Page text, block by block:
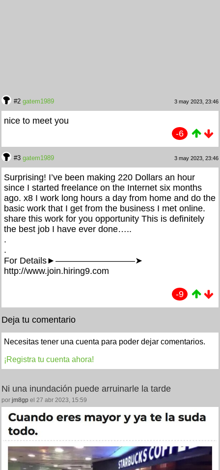
#2 gatem1989 3 may 2023, 23:46
nice to meet you
-6
#3 gatem1989 3 may 2023, 23:46
Surprising! I’ve been making 220 Dollars an hour
since I started freelance on the Internet six months
ago. x8 I work long hours a day from home and do the
basic work that I get from the business I met online.
share this work for you opportunity This is definitely
the best job I have ever done…..
.
.
For Details►—————————➤
http://www.join.hiring9.com
-9
Deja tu comentario
Necesitas tener una cuenta para poder dejar comentarios.
¡Registra tu cuenta ahora!
Ni una inundación puede arruinarle la tarde
por jm8gp el 27 abr 2023, 15:59